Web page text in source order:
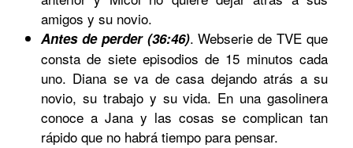
amigos y su novio.
Antes de perder (36:46).Webserie de TVE que
consta de siete episodios de 15 minutos cada
uno. Diana se va de casa dejando atrás a su
novio, su trabajo y su vida. En una gasolinera
conoce a Jana y las cosas se complican tan
rápido que no habrá tiempo para pensar.